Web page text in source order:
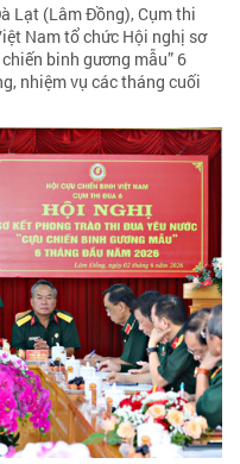
Lạt (Lâm Đồng), Cụm thi
Nam tổ chức Hội nghị sơ
binh gương mẫu” 6
nhiệm vụ các tháng cuối